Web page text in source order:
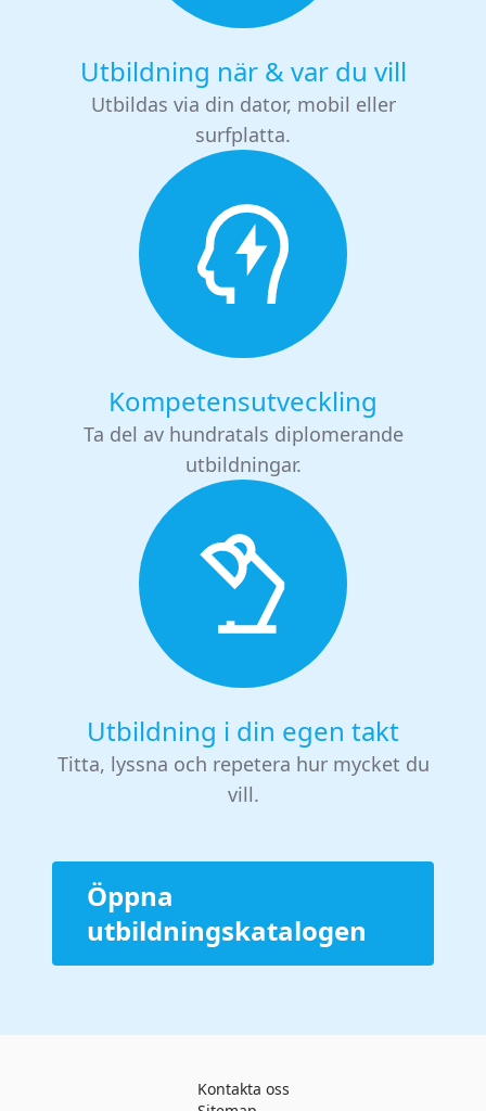
Utbildning när & var du vill
Utbildas via din dator, mobil eller
surfplatta.
Kompetensutveckling
Ta del av hundratals diplomerande
utbildningar.
Utbildning i din egen takt
Titta, lyssna och repetera hur mycket du
vill.
Öppna
utbildningskatalogen
Kontakta oss